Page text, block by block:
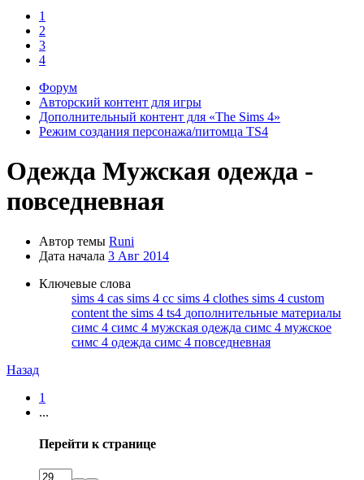
1
2
3
4
Форум
Авторский контент для игры
Дополнительный контент для «The Sims 4»
Режим создания персонажа/питомца TS4
Одежда Мужская одежда -
повседневная
Автор темы Runi
Дата начала 3 Авг 2014
Ключевые слова
sims 4 cas sims 4 cc sims 4 clothes sims 4 custom
content the sims 4 ts4 дополнительные материалы
симс 4 симс 4 мужская одежда симс 4 мужское
симс 4 одежда симс 4 повседневная
Назад
1
...
Перейти к странице